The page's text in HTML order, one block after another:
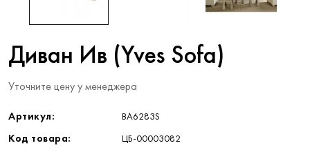
Диван Ив (Yves Sofa)
Уточните цену у менеджера
Артикул: BA6283S
Код товара: ЦБ-00003082